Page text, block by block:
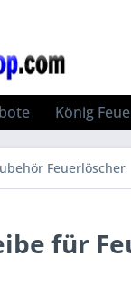
König
Feuerlöscher
für